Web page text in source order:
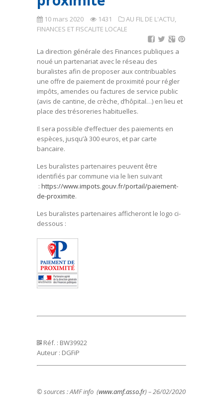
10 mars 2020 1431 AU FIL DE L'ACTU,
FINANCES ET FISCALITE LOCALE
La direction générale des Finances publiques a
noué un partenariat avec le réseau des
buralistes afin de proposer aux contribuables
une offre de paiement de proximité pour régler
impôts, amendes ou factures de service public
(avis de cantine, de crèche, d’hôpital…) en lieu et
place des trésoreries habituelles.
Il sera possible d’effectuer des paiements en
espèces, jusqu’à 300 euros, et par carte
bancaire.
Les buralistes partenaires peuvent être
identifiés par commune via le lien suivant
: https://www.impots.gouv.fr/portail/paiement-
de-proximite.
Les buralistes partenaires afficheront le logo ci-
dessous :
Réf. : BW39922
Auteur : DGFiP
© sources : AMF info (www.amf.asso.fr) – 26/02/2020